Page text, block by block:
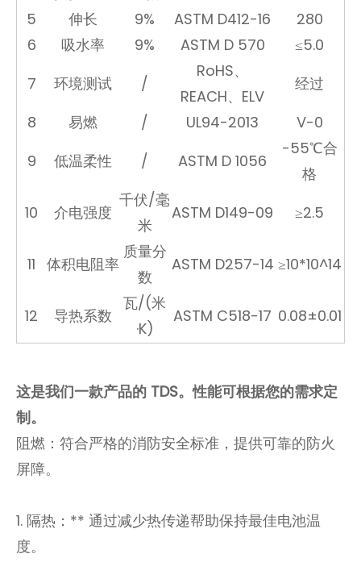
5
伸长 9% ASTM D412-16
280
6
吸水率 9% ASTM D 570
≤5.0
7
环境测试 /
RoHS、
REACH、ELV
经过
8
易燃 / UL94-2013
V-0
9
低温柔性 / ASTM D 1056
-55℃合
格
10
介电强度
千伏/毫
米
ASTM D149-09 ≥2.5
11 体积电阻率
质量分
数
ASTM D257-14 ≥10*10^14
12 导热系数
瓦/(米
·K)
ASTM C518-17 0.08±0.01
这是我们一款产品的 TDS。性能可根据您的需求定
制。
阻燃：符合严格的消防安全标准，提供可靠的防火
屏障。
1. 隔热：** 通过减少热传递帮助保持最佳电池温
度。